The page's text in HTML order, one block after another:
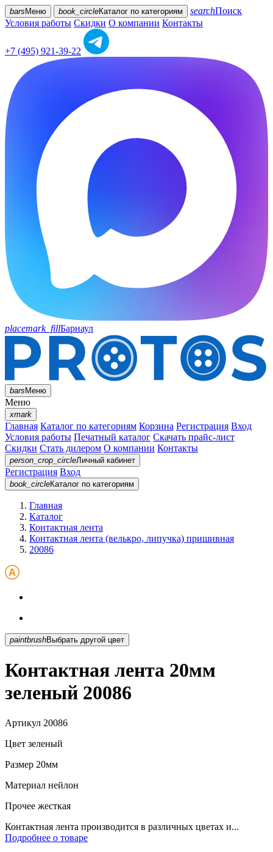
bars Меню book_circleКаталог по категориям searchПоиск
Условия работы Скидки О компании Контакты
+7 (495) 921-39-22
placemark_fillБарнаул
barsМеню
Меню
xmark
Главная Каталог по категориям Корзина Регистрация Вход
Условия работы Печатный каталог Скачать прайс-лист
Скидки Стать дилером О компании Контакты
person_crop_circleЛичный кабинет
Регистрация Вход
book_circleКаталог по категориям
Главная
Каталог
Контактная лента
Контактная лента (велькро, липучка) пришивная
20086
paintbrush Выбрать другой цвет
Контактная лента 20мм
зеленый 20086
Артикул 20086
Цвет зеленый
Размер 20мм
Материал нейлон
Прочее жесткая
Контактная лента производится в различных цветах и...
Подробнее о товаре